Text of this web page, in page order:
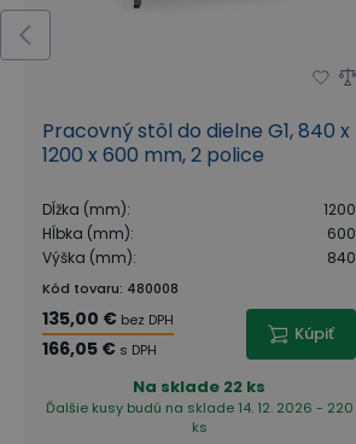
Pracovný stôl do dielne G1, 840 x
1200 x 600 mm, 2 police
Dĺžka (mm):
1200
Hĺbka (mm):
600
Výška (mm): 840
Kód tovaru: 480008
135,00 € bez DPH
166,05 € s DPH
Kúpiť
Na sklade 22 ks
Ďalšie kusy budú na sklade 14. 12. 2026 - 220
ks